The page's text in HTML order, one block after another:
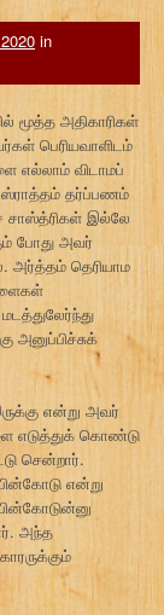
in
மூத்த அதிகாரிகள்
பெரியவாளிடம்
எல்லாம் விடாமப்
தர்ப்பணம்
சாஸ்த்ரிகள் இல்லே
போது அவர்
அர்த்தம் தெரியாம
அனுப்பிச்சுக்
என்று அவர்
எடுத்துக் கொண்டு
சென்றார்.
என்று
அந்த